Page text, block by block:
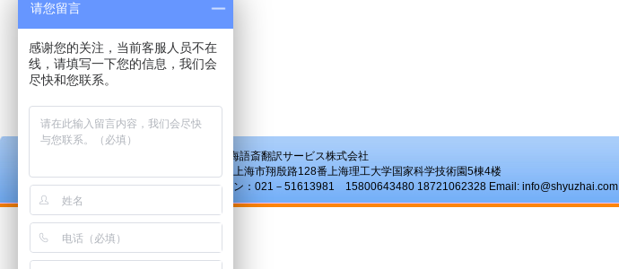
© 2000 上海語斎翻訳サービス株式会社
アドレス：上海市翔殷路128番上海理工大学国家科学技術園5棟4楼
ホットライン：021－51613981 15800643480 18721062328 Email: info@shyuzhai.com
请您留言
感谢您的关注，当前客服人员不在
线，请填写一下您的信息，我们会
尽快和您联系。